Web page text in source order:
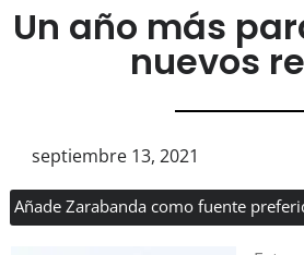
Un año más
nuevos
septiembre 13, 2021
Añade Zarabanda como fuente